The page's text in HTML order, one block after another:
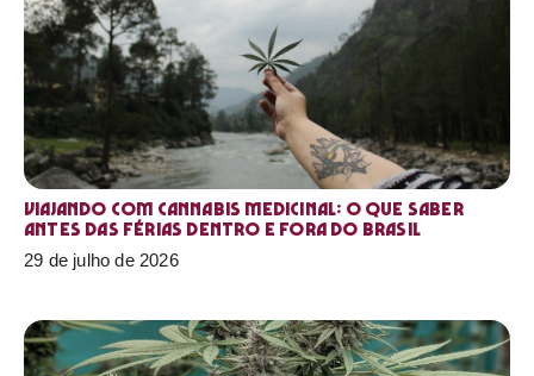
Viajando com cannabis medicinal: o que saber
antes das férias dentro e fora do Brasil
29 de julho de 2026